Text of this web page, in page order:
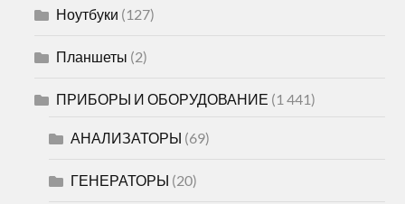
Ноутбуки (127)
Планшеты (2)
ПРИБОРЫ И ОБОРУДОВАНИЕ (1 441)
АНАЛИЗАТОРЫ (69)
ГЕНЕРАТОРЫ (20)